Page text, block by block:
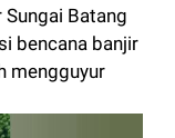
Batang
bencana banjir
mengguyur